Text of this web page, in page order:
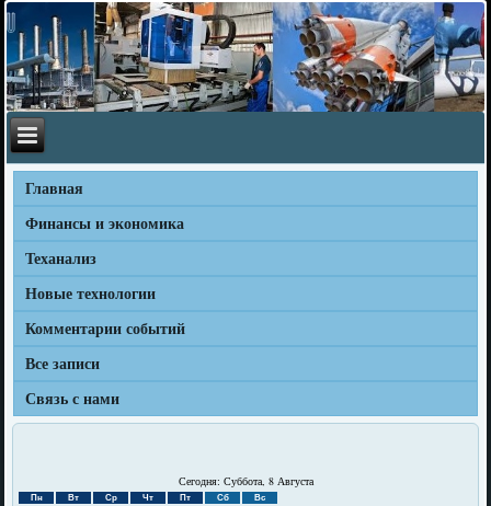
Главная
Финансы и экономика
Теханализ
Новые технологии
Комментарии событий
Все записи
Связь с нами
Сегодня: Суббота, 8 Августа
Пн Вт Ср Чт Пт Сб Вс